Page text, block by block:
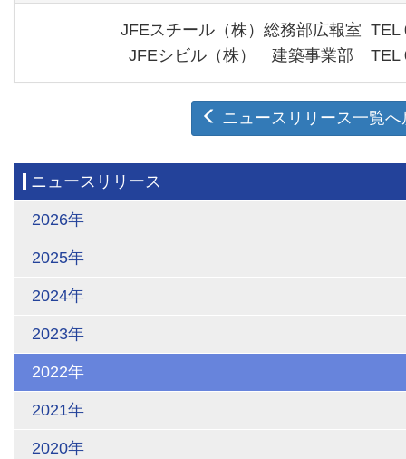
JFEスチール（株） 総務部広報室 TEL
JFEシビル（株）
建築事業部 TEL
ニュースリリース一覧へ
ニュースリリース
2026年
2025年
2024年
2023年
2022年
2021年
2020年